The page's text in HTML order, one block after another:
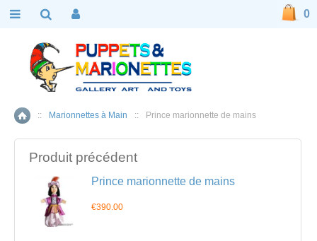
Accueil
:: Marionnettes à Main :: Prince marionnette de mains
Produit précédent
Prince marionnette de mains
€390.00
0